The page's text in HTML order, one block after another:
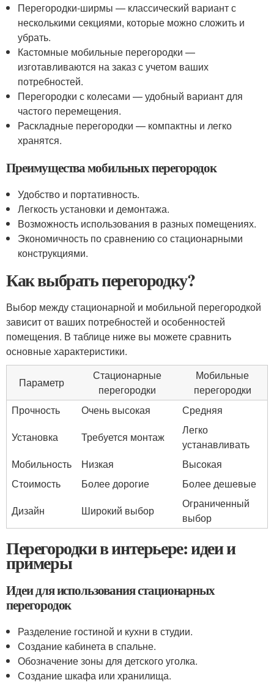
Перегородки-ширмы — классический вариант с
несколькими секциями, которые можно сложить и
убрать.
Кастомные мобильные перегородки —
изготавливаются на заказ с учетом ваших
потребностей.
Перегородки с колесами — удобный вариант для
частого перемещения.
Раскладные перегородки — компактны и легко
хранятся.
Преимущества мобильных перегородок
Удобство и портативность.
Легкость установки и демонтажа.
Возможность использования в разных помещениях.
Экономичность по сравнению со стационарными
конструкциями.
Как выбрать перегородку?
Выбор между стационарной и мобильной перегородкой
зависит от ваших потребностей и особенностей
помещения. В таблице ниже вы можете сравнить
основные характеристики.
Параметр
Стационарные
перегородки
Мобильные
перегородки
Прочность
Очень высокая
Средняя
Установка
Требуется монтаж
Легко
устанавливать
Мобильность
Низкая
Высокая
Стоимость
Более дорогие
Более дешевые
Дизайн
Широкий выбор
Ограниченный
выбор
Перегородки в интерьере: идеи и
примеры
Идеи для использования стационарных
перегородок
Разделение гостиной и кухни в студии.
Создание кабинета в спальне.
Обозначение зоны для детского уголка.
Создание шкафа или хранилища.